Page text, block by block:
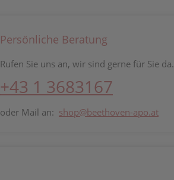
Persönliche Beratung
Rufen Sie uns an, wir sind gerne für Sie da.
+43 1 3683167
oder Mail an: shop@beethoven-apo.at